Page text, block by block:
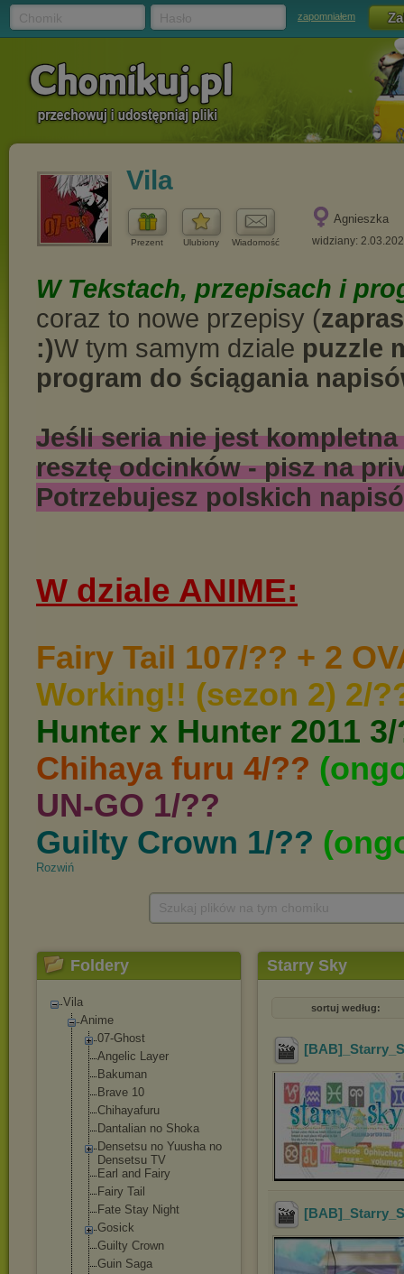
zapomniałem
Vila
Prezent Ulubiony Wiadomość
Agnieszka
widziany:
Rozwiń
Foldery
Vila
Anime
07-Ghost
Angelic Layer
Bakuman
Brave 10
Chihayafuru
Dantalian no Shoka
Densetsu no Yuusha no
Densetsu TV
Earl and Fairy
Fairy Tail
Fate Stay Night
Gosick
Guilty Crown
Guin Saga
Starry Sky
sortuj według: